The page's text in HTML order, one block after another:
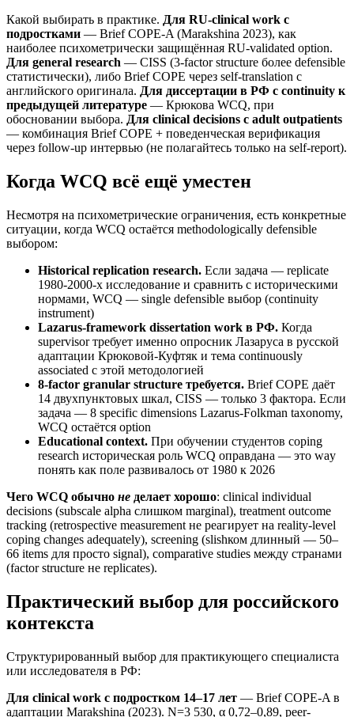
Какой выбирать в практике. Для RU-clinical work с
подростками — Brief COPE-A (Marakshina 2023), как
наиболее психометрически защищённая RU-validated option.
Для general research — CISS (3-factor structure более defensible
статистически), либо Brief COPE через self-translation с
английского оригинала. Для диссертации в РФ с continuity к
предыдущей литературе — Крюкова WCQ, при
обосновании выбора. Для clinical decisions с adult outpatients
— комбинация Brief COPE + поведенческая верификация
через follow-up интервью (не полагайтесь только на self-report).
Когда WCQ всё ещё уместен
Несмотря на психометрические ограничения, есть конкретные
ситуации, когда WCQ остаётся methodologically defensible
выбором:
Historical replication research. Если задача — replicate
1980-2000-х исследование и сравнить с историческими
нормами, WCQ — single defensible выбор (continuity
instrument)
Lazarus-framework dissertation work в РФ. Когда
supervisor требует именно опросник Лазаруса в русской
адаптации Крюковой-Куфтяк и тема continuously
associated с этой методологией
8-factor granular structure требуется. Brief COPE даёт
14 двухпунктовых шкал, CISS — только 3 фактора. Если
задача — 8 specific dimensions Lazarus-Folkman taxonomy,
WCQ остаётся option
Educational context. При обучении студентов coping
research историческая роль WCQ оправдана — это way
понять как поле развивалось от 1980 к 2026
Чего WCQ обычно не делает хорошо: clinical individual
decisions (subscale alpha слишком marginal), treatment outcome
tracking (retrospective measurement не реагирует на reality-level
coping changes adequately), screening (slishком длинный — 50–
66 items для просто signal), comparative studies между странами
(factor structure не replicates).
Практический выбор для российского
контекста
Структурированный выбор для практикующего специалиста
или исследователя в РФ:
Для clinical work с подростком 14–17 лет — Brief COPE-A в
адаптации Marakshina (2023). N=3 530, α 0,72–0,89, peer-